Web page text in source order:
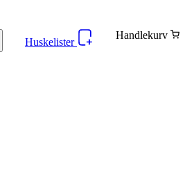
Huskelister
Handlekurv